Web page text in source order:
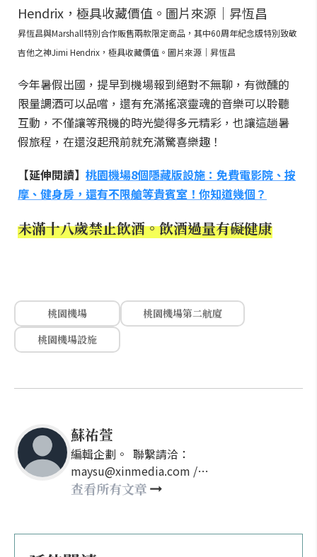
昇恆昌與Marshall特別合作販售兩款限定商品，其中60周年紀念版特別致敬
吉他之神Jimi Hendrix，極具收藏價值。圖片來源｜昇恆昌
今年暑假出國，提早到機場報到絕對不無聊，有微醺的
限量調酒可以品嚐，還有充滿搖滾靈魂的音樂可以聆聽
互動，不僅讓等飛機的時光變得多元精彩，也讓這趟暑
假旅程，在還沒起飛前就充滿驚喜樂趣！
【延伸閱讀】 桃園機場8個隱藏版設施：免費電影院、按
摩、健身房，還有不限艙等貴賓室！你知道幾個？
未滿十八歲禁止飲酒。飲酒過量有礙健康
桃園機場
桃園機場第二航廈
桃園機場設施
蘇祐萱
編輯企劃。 聯繫請洽：
maysu@xinmedia.com /
may860527@gmail.com
查看所有文章